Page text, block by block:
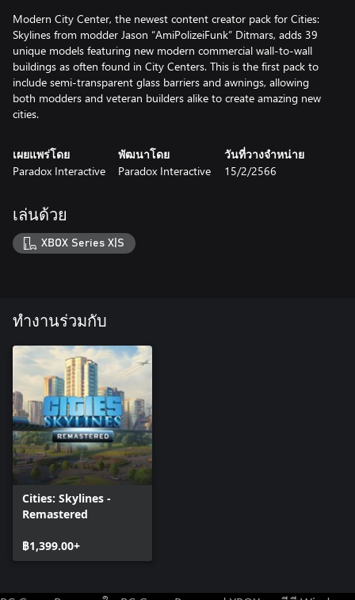
Modern City Center, the newest content creator pack for Cities:
Skylines from modder Jason “AmiPolizeiFunk” Ditmars, adds 39
unique models featuring new modern commercial wall-to-wall
buildings as often found in City Centers. This is the first pack to
include semi-transparent glass barriers and awnings, allowing
both modders and veteran builders alike to create amazing new
cities.
เผยแพร่โดย
Paradox Interactive
พัฒนาโดย
Paradox Interactive
วันที่วางจำหน่าย
15/2/2566
เล่นด้วย
XBOX Series X|S
ทำงานร่วมกับ
Cities: Skylines -
Remastered
฿1,399.00+